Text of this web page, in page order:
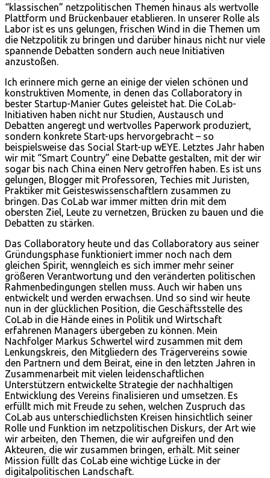
“klassischen” netzpolitischen Themen hinaus als wertvolle
Plattform und Brückenbauer etablieren. In unserer Rolle als
Labor ist es uns gelungen, frischen Wind in die Themen um
die Netzpolitik zu bringen und darüber hinaus nicht nur viele
spannende Debatten sondern auch neue Initiativen
anzustoßen.
Ich erinnere mich gerne an einige der vielen schönen und
konstruktiven Momente, in denen das Collaboratory in
bester Startup-Manier Gutes geleistet hat. Die CoLab-
Initiativen haben nicht nur Studien, Austausch und
Debatten angeregt und wertvolles Paperwork produziert,
sondern konkrete Start-ups hervorgebracht – so
beispielsweise das Social Start-up wEYE. Letztes Jahr haben
wir mit “Smart Country” eine Debatte gestalten, mit der wir
sogar bis nach China einen Nerv getroffen haben. Es ist uns
gelungen, Blogger mit Professoren, Techies mit Juristen,
Praktiker mit Geisteswissenschaftlern zusammen zu
bringen. Das CoLab war immer mitten drin mit dem
obersten Ziel, Leute zu vernetzen, Brücken zu bauen und die
Debatten zu stärken.
Das Collaboratory heute und das Collaboratory aus seiner
Gründungsphase funktioniert immer noch nach dem
gleichen Spirit, wenngleich es sich immer mehr seiner
größeren Verantwortung und den veränderten politischen
Rahmenbedingungen stellen muss. Auch wir haben uns
entwickelt und werden erwachsen. Und so sind wir heute
nun in der glücklichen Position, die Geschäftsstelle des
CoLab in die Hände eines in Politik und Wirtschaft
erfahrenen Managers übergeben zu können. Mein
Nachfolger Markus Schwertel wird zusammen mit dem
Lenkungskreis, den Mitgliedern des Trägervereins sowie
den Partnern und dem Beirat, eine in den letzten Jahren in
Zusammenarbeit mit vielen leidenschaftlichen
Unterstützern entwickelte Strategie der nachhaltigen
Entwicklung des Vereins finalisieren und umsetzen. Es
erfüllt mich mit Freude zu sehen, welchen Zuspruch das
CoLab aus unterschiedlichsten Kreisen hinsichtlich seiner
Rolle und Funktion im netzpolitischen Diskurs, der Art wie
wir arbeiten, den Themen, die wir aufgreifen und den
Akteuren, die wir zusammen bringen, erhält. Mit seiner
Mission füllt das CoLab eine wichtige Lücke in der
digitalpolitischen Landschaft.